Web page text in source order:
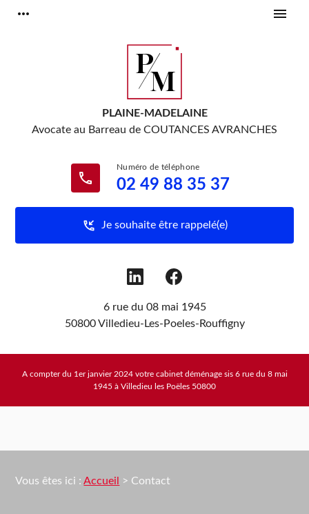
more_horiz menu
6 rue du 08 mai 1945
50800 Villedieu-Les-Poeles-Rouffigny
PLAINE-MADELAINE
Avocate au Barreau de COUTANCES AVRANCHES
phone 02 49 88 35 37
phone_callback Je souhaite être rappelé(e)
A compter du 1er janvier 2024 votre cabinet déménage sis 6 rue du 8 mai
1945 à Villedieu les Poëles 50800
Vous êtes ici : Accueil > Contact